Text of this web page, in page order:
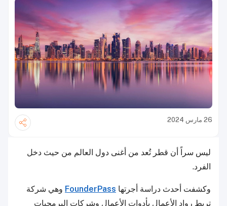
26 مارس 2024
ليس سراً أن قطر تُعد من أغنى دول العالم من حيث دخل
الفرد.
وكشفت أحدث دراسة أجرتها FounderPass وهي شركة
تربط رواد الأعمال بأدوات الأعمال وشركات البرمجيات